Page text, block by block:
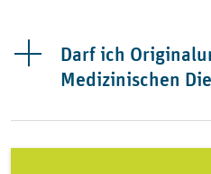
Darf ich
Medizinischen